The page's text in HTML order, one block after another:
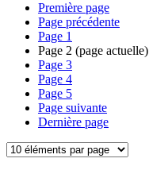
Première page
Page précédente
Page 1
Page 2 (page actuelle)
Page 3
Page 4
Page 5
Page suivante
Dernière page